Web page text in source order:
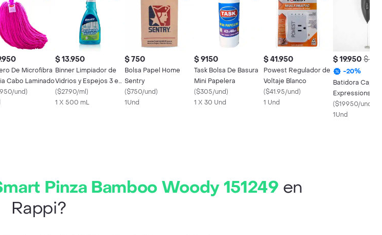
De Microfibra
Cabo Laminado
und)
$ 13.950
Binner Limpiador de
Vidrios y Espejos 3 en
1
($27.90/ml)
1 X 500 mL
$ 750
Bolsa Papel Home
Sentry
($750/und)
1Und
$ 9150
Task Bolsa De Basura
Mini Papelera
($305/und)
1 X 30 Und
$ 41.950
Powest Regulador de
Voltaje Blanco
($41.95/und)
1 Und
$ 19.950 $
-20%
Batidora
Expressions
Negro Acero
Inoxidable
($19950/und
1Und
Pinza Bamboo Woody 151249 en
Rappi?